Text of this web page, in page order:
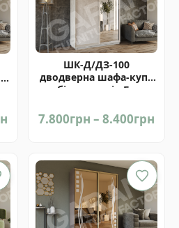
through
8.400грн
ШК-Д/ДЗ-100
дводверна шафа-купе
комбінована від Гарант
7.800грн – 8.400грн